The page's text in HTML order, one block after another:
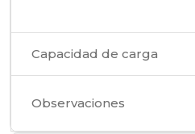
Capacidad de carga
Observaciones